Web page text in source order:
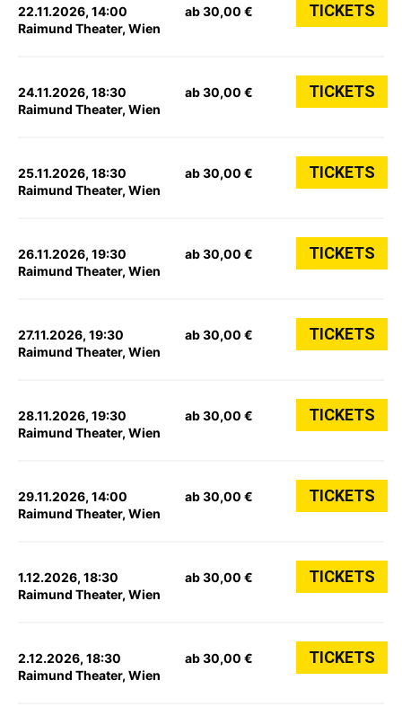
22.11.2026, 14:00
Raimund Theater, Wien
ab 30,00 € TICKETS
24.11.2026, 18:30
Raimund Theater, Wien
ab 30,00 € TICKETS
25.11.2026, 18:30
Raimund Theater, Wien
ab 30,00 € TICKETS
26.11.2026, 19:30
Raimund Theater, Wien
ab 30,00 € TICKETS
27.11.2026, 19:30
Raimund Theater, Wien
ab 30,00 € TICKETS
28.11.2026, 19:30
Raimund Theater, Wien
ab 30,00 € TICKETS
29.11.2026, 14:00
Raimund Theater, Wien
ab 30,00 € TICKETS
1.12.2026, 18:30
Raimund Theater, Wien
ab 30,00 € TICKETS
2.12.2026, 18:30
Raimund Theater, Wien
ab 30,00 € TICKETS